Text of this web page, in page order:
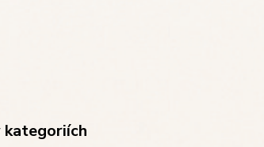
kategoriích